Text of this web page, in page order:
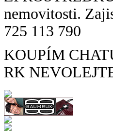
nemovitosti.
725 113 790
KOUPÍM
RK